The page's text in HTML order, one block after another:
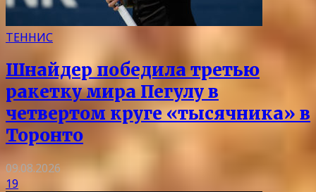
ТЕННИС
Шнайдер победила третью
ракетку мира Пегулу в
четвертом круге «тысячника» в
Торонто
09.08.2026
19